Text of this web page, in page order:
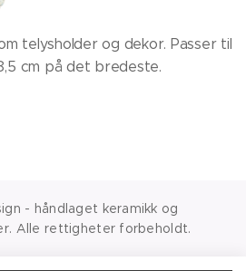
telysholder og dekor. Passer til
cm på det bredeste.
- håndlaget keramikk og
Alle rettigheter forbeholdt.